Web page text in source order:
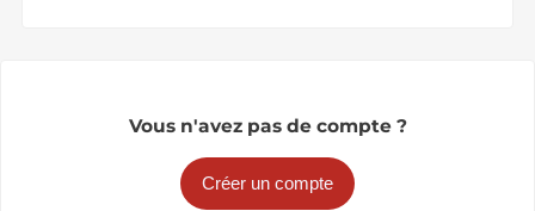
Vous n'avez pas de compte ?
Créer un compte